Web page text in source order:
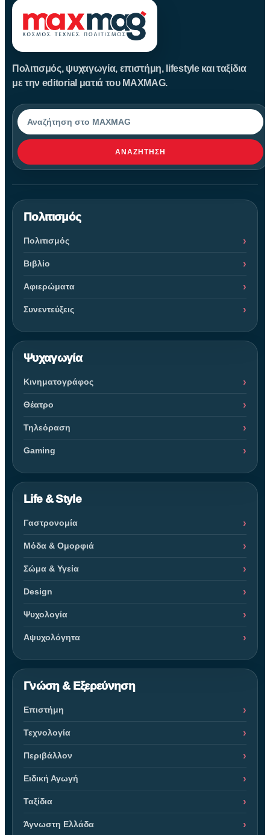
Πολιτισμός, ψυχαγωγία, επιστήμη, lifestyle και ταξίδια
με την editorial ματιά του MAXMAG.
Αναζήτηση
ΑΝΑΖΉΤΗΣΗ
Πολιτισμός
Πολιτισμός
Βιβλίο
Αφιερώματα
Συνεντεύξεις
Ψυχαγωγία
Κινηματογράφος
Θέατρο
Τηλεόραση
Gaming
Life & Style
Γαστρονομία
Μόδα & Ομορφιά
Σώμα & Υγεία
Design
Ψυχολογία
Αψυχολόγητα
Γνώση & Εξερεύνηση
Επιστήμη
Τεχνολογία
Περιβάλλον
Ειδική Αγωγή
Ταξίδια
Άγνωστη Ελλάδα